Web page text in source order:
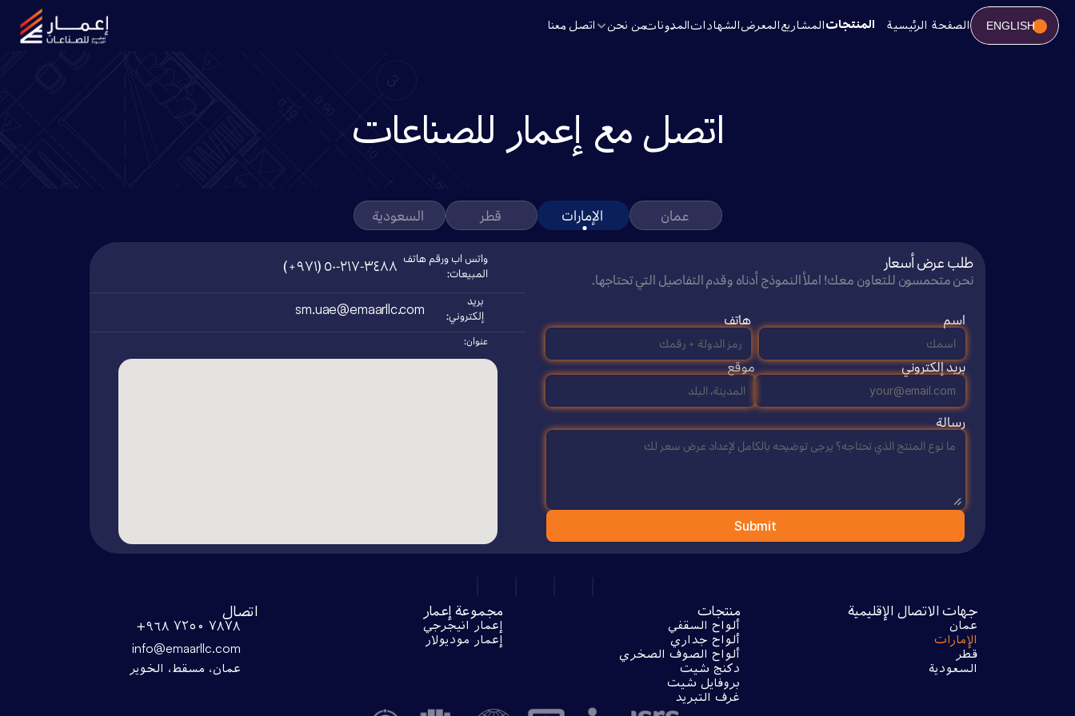
اتصل معنا من نحنالمدونات الشهادات المعرض المشاريع المنتجات الصفحة الرئيسية ENGLISH
اتصل مع إعمار للصناعات
السعودية قطر الإمارات عمان
(+٩٧١) ٣٤٨٨-٢١٧-٥٠ المبيعات:
sm.uae@emaarllc.com إلكتروني:
عنوان:
طلب عرض أسعار
نحن متحمسون للتعاون معك! املأ النموذج أدناه وقدم التفاصيل التي تحتاجها.
هاتف
اسم
موقع
بريد إلكتروني
رسالة
Submit
اتصال
+۹٦۸ ۷۲٥۰ ۷۸۷۸
info@emaarllc.com
عمان، مسقط، الخوير
مجموعة إعمار
إعمار انيجرجي
إعمار موديولار
منتجات
ألواح السقفي
ألواح جداري
ألواح الصوف الصخري
دكنج شيت
بروفايل شيت
غرف التبريد
جهات الاتصال الإقليمية
عمان
الإمارات
قطر
السعودية